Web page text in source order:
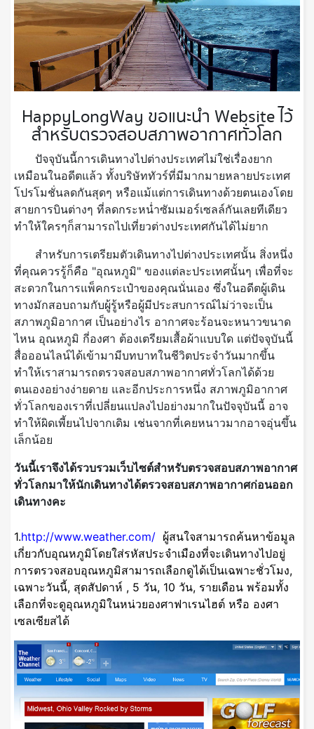
HappyLongWay ขอแนะนำ Website ไว้
สำหรับตรวจสอบสภาพอากาศทั่วโลก
ปัจจุบันนี้การเดินทางไปต่างประเทศไม่ใช่เรื่องยาก
เหมือนในอดีตแล้ว ทั้งบริษัททัวร์ที่มีมากมายหลายประเทศ
โปรโมชั่นลดกันสุดๆ หรือแม้แต่การเดินทางด้วยตนเองโดย
สายการบินต่างๆ ที่ลดกระหน่ำซัมเมอร์เซลล์กันเลยทีเดียว
ทำให้ใครๆก็สามารถไปเที่ยวต่างประเทศกันได้ไม่ยาก
สำหรับการเตรียมตัวเดินทางไปต่างประเทศนั้น สิ่งหนึ่ง
ที่คุณควรรู้ก็คือ "อุณหภูมิ" ของแต่ละประเทศนั้นๆ เพื่อที่จะ
สะดวกในการแพ็คกระเป๋าของคุณนั่นเอง ซึ่งในอดีตผู้เดิน
ทางมักสอบถามกับผู้รู้หรือผู้มีประสบการณ์ไม่ว่าจะเป็น
สภาพภูมิอากาศ เป็นอย่างไร อากาศจะร้อนจะหนาวขนาด
ไหน อุณหภูมิ กี่องศา ต้องเตรียมเสื้อผ้าแบบใด แต่ปัจจุบันนี้
สื่อออนไลน์ได้เข้ามามีบทบาทในชีวิตประจำวันมากขึ้น
ทำให้เราสามารถตรวจสอบสภาพอากาศทั่วโลกได้ด้วย
ตนเองอย่างง่ายดาย และอีกประการหนึ่ง สภาพภูมิอากาศ
ทั่วโลกของเราที่เปลี่ยนแปลงไปอย่างมากในปัจจุบันนี้ อาจ
ทำให้ผิดเพี้ยนไปจากเดิม เช่นจากที่เคยหนาวมากอาจอุ่นขึ้น
เล็กน้อย
วันนี้เราจึงได้รวบรวมเว็บไซต์สำหรับตรวจสอบสภาพอากาศ
ทั่วโลกมาให้นักเดินทางได้ตรวจสอบสภาพอากาศก่อนออก
เดินทางคะ
1.http://www.weather.com/ ผู้สนใจสามารถค้นหาข้อมูล
เกี่ยวกับอุณหภูมิโดยใส่รหัสประจำเมืองที่จะเดินทางไปอยู่
การตรวจสอบอุณหภูมิสามารถเลือกดูได้เป็นเฉพาะชั่วโมง,
เฉพาะวันนี้, สุดสัปดาห์ , 5 วัน, 10 วัน, รายเดือน พร้อมทั้ง
เลือกที่จะดูอุณหภูมิในหน่วยองศาฟาเรนไฮต์ หรือ องศา
เซลเซียสได้